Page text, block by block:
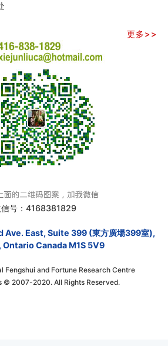
更多>>
信号：4168381829
Ave. East, Suite 399 (東方廣場399室),
Canada M1S 5V9
Fengshui and Fortune Research Centre
© 2007-2020. All Rights Reserved.